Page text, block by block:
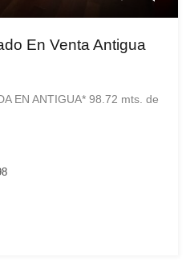
En Venta Antigua
EN ANTIGUA* 98.72 mts. de